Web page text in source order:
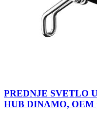
PREDNJE SVETLO
HUB DINAMO, OEM